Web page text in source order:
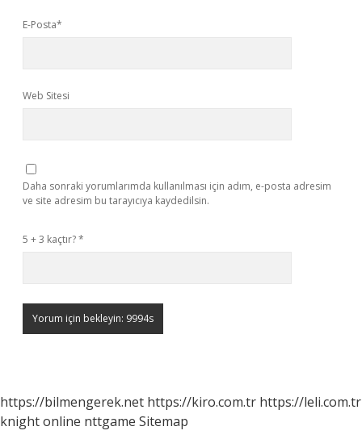
E-Posta*
Web Sitesi
Daha sonraki yorumlarımda kullanılması için adım, e-posta adresim
ve site adresim bu tarayıcıya kaydedilsin.
5 + 3 kaçtır?*
https://bilmengerek.net https://kiro.com.tr https://leli.com.tr
knight online nttgame Sitemap